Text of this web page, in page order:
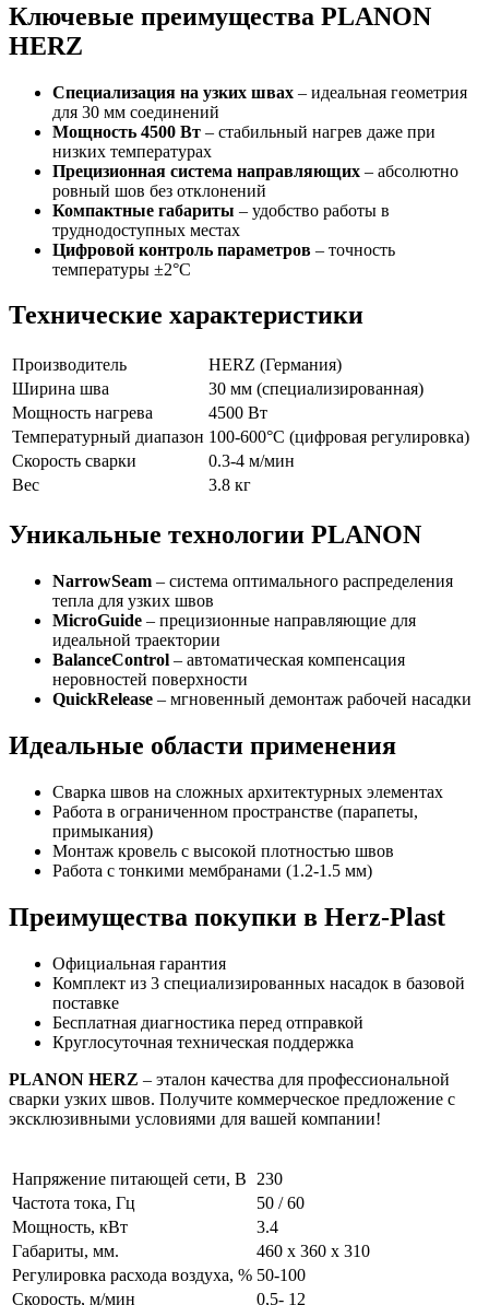
Ключевые преимущества PLANON
HERZ
Специализация на узких швах – идеальная геометрия
для 30 мм соединений
Мощность 4500 Вт – стабильный нагрев даже при
низких температурах
Прецизионная система направляющих – абсолютно
ровный шов без отклонений
Компактные габариты – удобство работы в
труднодоступных местах
Цифровой контроль параметров – точность
температуры ±2°C
Технические характеристики
Производитель
HERZ (Германия)
Ширина шва
30 мм (специализированная)
Мощность нагрева
4500 Вт
Температурный диапазон 100-600°C (цифровая регулировка)
Скорость сварки
0.3-4 м/мин
Вес
3.8 кг
Уникальные технологии PLANON
NarrowSeam – система оптимального распределения
тепла для узких швов
MicroGuide – прецизионные направляющие для
идеальной траектории
BalanceControl – автоматическая компенсация
неровностей поверхности
QuickRelease – мгновенный демонтаж рабочей насадки
Идеальные области применения
Сварка швов на сложных архитектурных элементах
Работа в ограниченном пространстве (парапеты,
примыкания)
Монтаж кровель с высокой плотностью швов
Работа с тонкими мембранами (1.2-1.5 мм)
Преимущества покупки в Herz-Plast
Официальная гарантия
Комплект из 3 специализированных насадок в базовой
поставке
Бесплатная диагностика перед отправкой
Круглосуточная техническая поддержка
PLANON HERZ – эталон качества для профессиональной
сварки узких швов. Получите коммерческое предложение с
эксклюзивными условиями для вашей компании!
Напряжение питающей сети, В
230
Частота тока, Гц
50 / 60
Мощность, кВт
3.4
Габариты, мм.
460 х 360 х 310
Регулировка расхода воздуха, % 50-100
Скорость, м/мин
0,5- 12